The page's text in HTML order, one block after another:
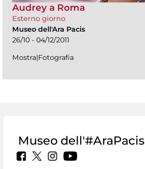
Audrey a Roma
Esterno giorno
Museo dell'Ara Pacis
26/10 - 04/12/2011
Mostra|Fotografia
Museo dell'#AraPacis